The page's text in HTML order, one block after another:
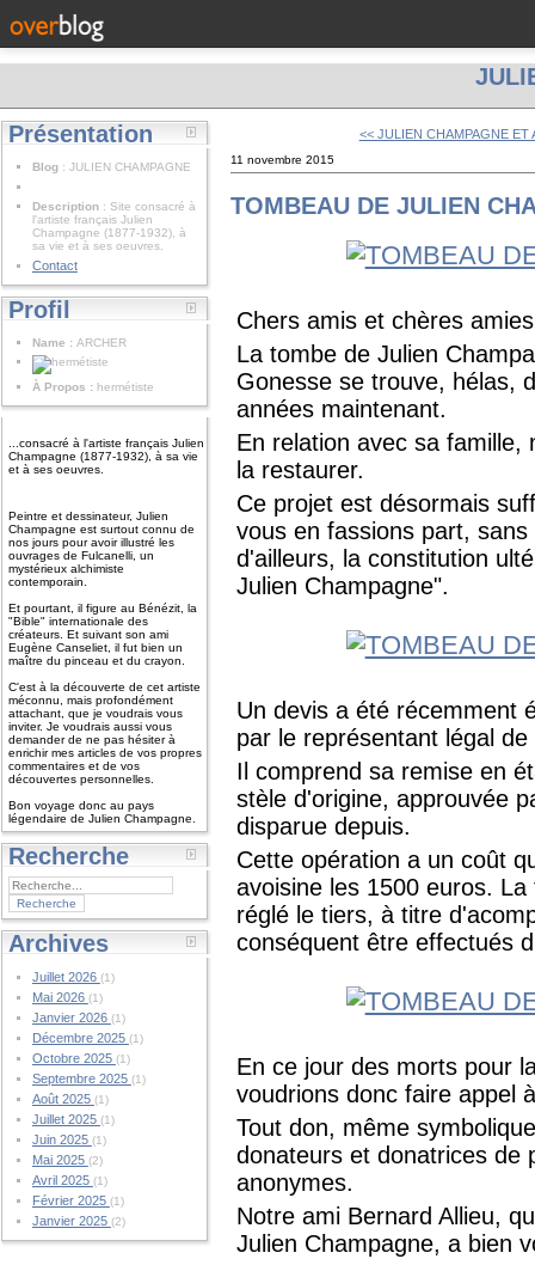
Présentation
Blog : JULIEN CHAMPAGNE
Description : Site consacré à
l'artiste français Julien
Champagne (1877-1932), à
sa vie et à ses oeuvres.
Contact
Profil
Name : ARCHER
À Propos : hermétiste
...consacré à l'artiste français Julien
Champagne (1877-1932), à sa vie
et à ses oeuvres.
Peintre et dessinateur, Julien
Champagne est surtout connu de
nos jours pour avoir illustré les
ouvrages de Fulcanelli, un
mystérieux alchimiste
contemporain.
Et pourtant, il figure au Bénézit, la
"Bible" internationale des
créateurs. Et suivant son ami
Eugène Canseliet, il fut bien un
maître du pinceau et du crayon.
C'est à la découverte de cet artiste
méconnu, mais profondément
attachant, que je voudrais vous
inviter. Je voudrais aussi vous
demander de ne pas hésiter à
enrichir mes articles de vos propres
commentaires et de vos
découvertes personnelles.
Bon voyage donc au pays
légendaire de Julien Champagne.
Recherche
Archives
Juillet 2026 (1)
Mai 2026 (1)
Janvier 2026 (1)
Décembre 2025 (1)
Octobre 2025 (1)
Septembre 2025 (1)
Août 2025 (1)
Juillet 2025 (1)
Juin 2025 (1)
Mai 2025 (2)
Avril 2025 (1)
Février 2025 (1)
Janvier 2025 (2)
<< JULIEN CHAMPAGNE ET
11 novembre 2015
TOMBEAU DE JULIEN
Chers amis et chères
La tombe de Julien
Gonesse se trouve, hélas,
années maintenant.
En relation avec sa famille,
la restaurer.
Ce projet est désormais
vous en fassions part,
d'ailleurs, la constitution
Julien Champagne".
Un devis a été récemment
par le représentant légal
Il comprend sa remise en
stèle d'origine, approuvée
disparue depuis.
Cette opération a un coût
avoisine les 1500 euros.
réglé le tiers, à titre
conséquent être effectués
En ce jour des morts pour
voudrions donc faire appel
Tout don, même
donateurs et donatrices de
anonymes.
Notre ami Bernard Allieu,
Julien Champagne, a bien